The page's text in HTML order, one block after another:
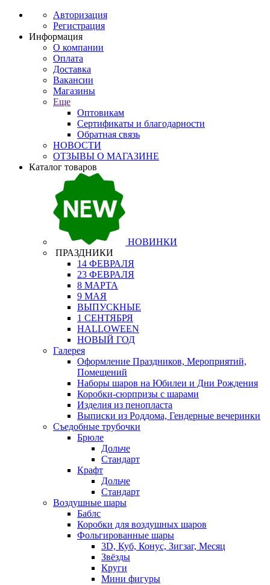
Авторизация
Регистрация
Информация
О компании
Оплата
Доставка
Вакансии
Магазины
Еще
Оптовикам
Сертификаты и благодарности
Обратная связь
НОВОСТИ
ОТЗЫВЫ О МАГАЗИНЕ
Каталог товаров
НОВИНКИ
ПРАЗДНИКИ
14 ФЕВРАЛЯ
23 ФЕВРАЛЯ
8 МАРТА
9 МАЯ
ВЫПУСКНЫЕ
1 СЕНТЯБРЯ
HALLOWEEN
НОВЫЙ ГОД
Галерея
Оформление Праздников, Мероприятий,
Помещений
Наборы шаров на Юбилеи и Дни Рождения
Коробки-сюрпризы с шарами
Изделия из пенопласта
Выписки из Роддома, Гендерные вечеринки
Съедобные трубочки
Брюле
Дольче
Стандарт
Крафт
Дольче
Стандарт
Воздушные шары
Баблс
Коробки для воздушных шаров
Фольгированные шары
3D, Куб, Конус, Зигзаг, Месяц
Звёзды
Круги
Мини фигуры